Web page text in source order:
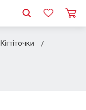
Кігтіточки